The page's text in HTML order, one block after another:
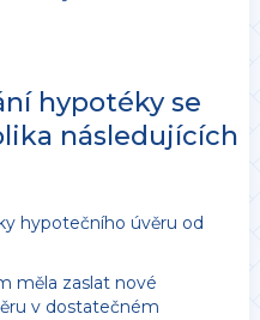
hypotéky se
následujících
hypotečního úvěru od
měla zaslat nové
v dostatečném